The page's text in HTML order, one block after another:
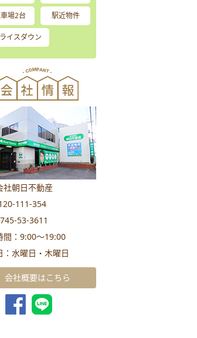
場2台 駅近物件
イスダウン
社朝日不動産
111-354
53-3611
間：9:00～19:00
：水曜日・木曜日
会社概要はこちら